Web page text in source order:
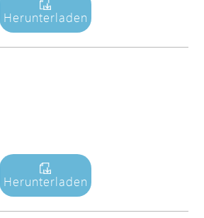
Herunterladen
Herunterladen